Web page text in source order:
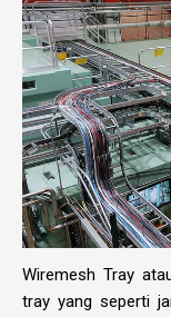
Wiremesh Tray
tray yang seperti